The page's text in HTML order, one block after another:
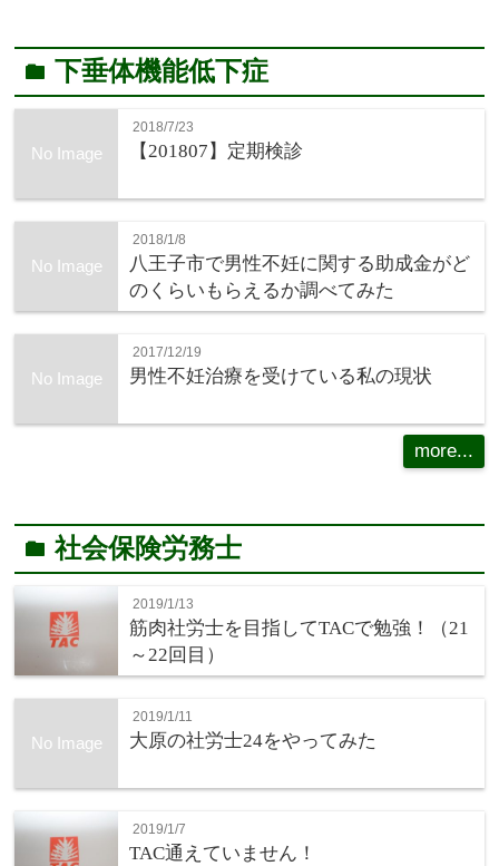
folder 下垂体機能低下症
No Image
2018/7/23
【201807】定期検診
No Image
2018/1/8
八王子市で男性不妊に関する助成金がど
のくらいもらえるか調べてみた
No Image
2017/12/19
男性不妊治療を受けている私の現状
more...
folder社会保険労務士
2019/1/13
筋肉社労士を目指してTACで勉強！（21
～22回目）
No Image
2019/1/11
大原の社労士24をやってみた
2019/1/7
TAC通えていません！